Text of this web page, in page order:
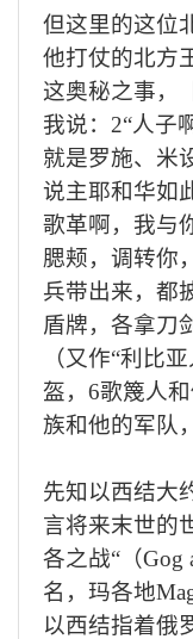
但这里的这位
他打仗的北方
这奥秘之事，
我说： 2“人子
就是罗施、米
说主耶和华如
歌革啊，我与
腮颊，调转你
兵带出来，都
盾牌，各拿刀
（又作“利比亚
盔， 6歌篾人
族和他的军队
先知以西结大
言将来末世的
各之战“ （Gog
名，玛各地
以西结指着俄